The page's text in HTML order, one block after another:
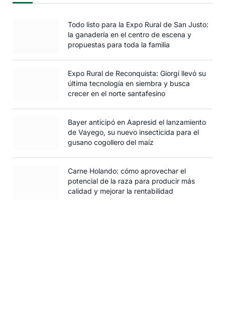
Todo listo para la Expo Rural de San Justo:
la ganadería en el centro de escena y
propuestas para toda la familia
Expo Rural de Reconquista: Giorgi llevó su
última tecnología en siembra y busca
crecer en el norte santafesino
Bayer anticipó en Aapresid el lanzamiento
de Vayego, su nuevo insecticida para el
gusano cogollero del maíz
Carne Holando: cómo aprovechar el
potencial de la raza para producir más
calidad y mejorar la rentabilidad